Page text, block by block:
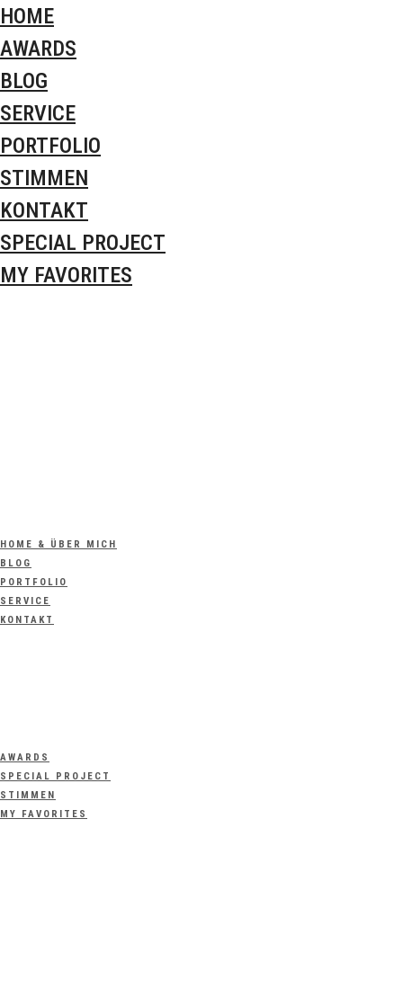
HOME
AWARDS
BLOG
SERVICE
PORTFOLIO
STIMMEN
KONTAKT
SPECIAL PROJECT
MY FAVORITES
HOME & ÜBER MICH
BLOG
PORTFOLIO
SERVICE
KONTAKT
AWARDS
SPECIAL PROJECT
STIMMEN
MY FAVORITES